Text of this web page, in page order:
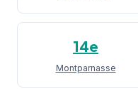
14e
Montparnasse